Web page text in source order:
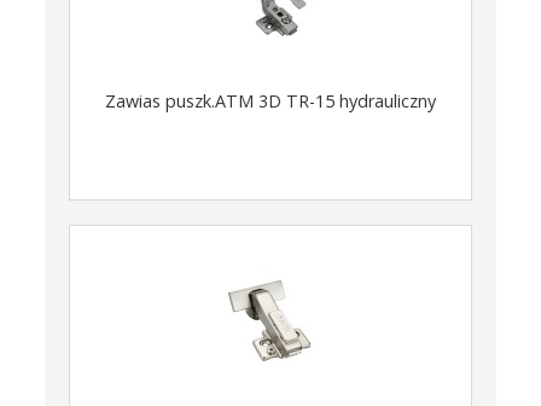
Zawias puszk.ATM 3D TR-15 hydrauliczny